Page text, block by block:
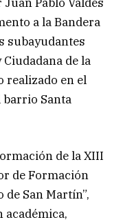
a la Bandera
subayudantes
de la
realizado en el
barrio Santa
de la XIII
de Formación
San Martín”,